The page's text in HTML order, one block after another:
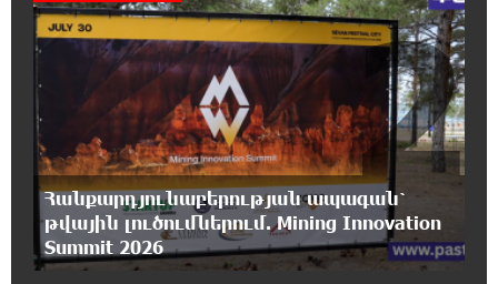
16:50:59 6-08-2026
Ռուսաստանի հետ խնդիրները պետք է
լուծել դիվանագիտական ճանապարհով․
Նարեկ Կարապետյան
16:44:56 6-08-2026
Վաղը մենք ԱԺ չենք գալու. Նարեկ
Կարապետյան
16:15:33 6-08-2026
ՈւՂԻՂ. Նարեկ Կարապետյանը հանդես է
Հանքարդյունաբերության ապագան՝
թվային լուծումներում. Mining Innovation
Summit 2026
2